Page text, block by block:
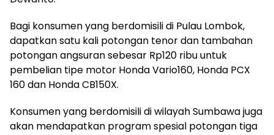
Bagi konsumen yang berdomisili di Pulau Lombok,
dapatkan satu kali potongan tenor dan tambahan
potongan angsuran sebesar Rp120 ribu untuk
pembelian tipe motor Honda Vario160, Honda PCX
160 dan Honda CB150X.
Konsumen yang berdomisili di wilayah Sumbawa juga
akan mendapatkan program spesial potongan tiga